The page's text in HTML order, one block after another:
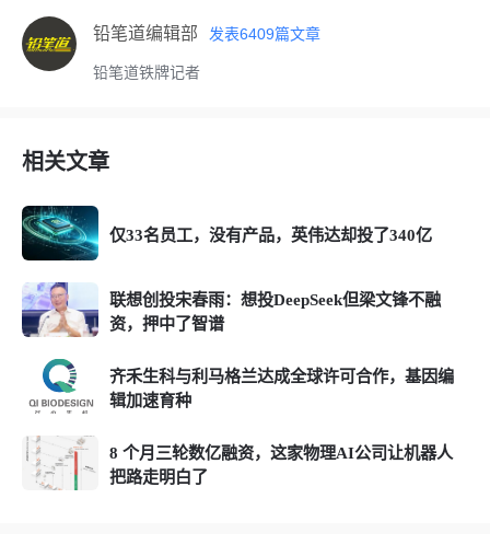
铅笔道编辑部 发表6409篇文章
铅笔道铁牌记者
相关文章
仅33名员工，没有产品，英伟达却投了340亿
联想创投宋春雨：想投DeepSeek但梁文锋不融
资，押中了智谱
齐禾生科与利马格兰达成全球许可合作，基因编
辑加速育种
8 个月三轮数亿融资，这家物理AI公司让机器人
把路走明白了